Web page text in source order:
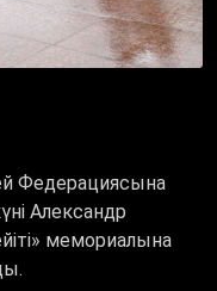
Федерациясына
Александр
мемориалына